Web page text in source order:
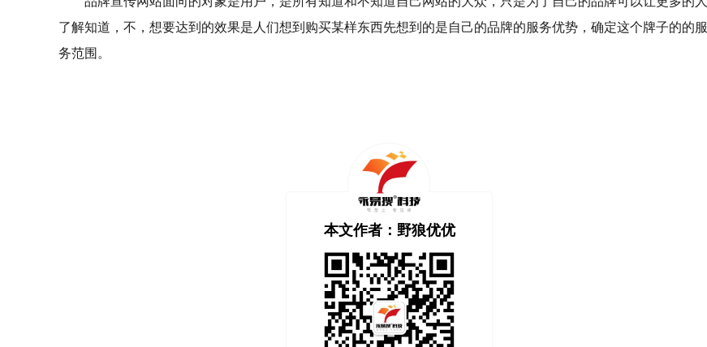
了解知道，不，想要达到的效果是人们想到购买某样东西先想到的是自己的品牌的服务优势，确定这个牌子的的服
务范围。
本文作者：野狼优优